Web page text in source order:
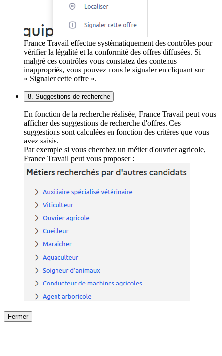
France Travail effectue systématiquement des contrôles pour
vérifier la légalité et la conformité des offres diffusées. Si
malgré ces contrôles vous constatez des contenus
inappropriés, vous pouvez nous le signaler en cliquant sur
« Signaler cette offre ».
8. Suggestions de recherche
En fonction de la recherche réalisée, France Travail peut vous
afficher des suggestions de recherche d'offres. Ces
suggestions sont calculées en fonction des critères que vous
avez saisis.
Par exemple si vous cherchez un métier d'ouvrier agricole,
France Travail peut vous proposer :
Fermer